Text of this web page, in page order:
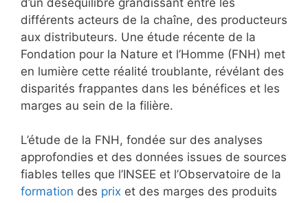
différents acteurs de la chaîne, des producteurs
aux distributeurs. Une étude récente de la
Fondation pour la Nature et l’Homme (FNH) met
en lumière cette réalité troublante, révélant des
disparités frappantes dans les bénéfices et les
marges au sein de la filière.
L’étude de la FNH, fondée sur des analyses
approfondies et des données issues de sources
fiables telles que l’INSEE et l’Observatoire de la
formation des prix et des marges des produits